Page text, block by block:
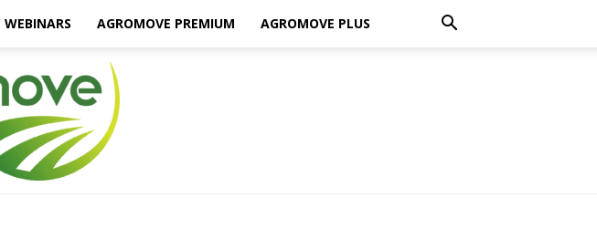
WEBINARS AGROMOVE PREMIUM AGROMOVE PLUS